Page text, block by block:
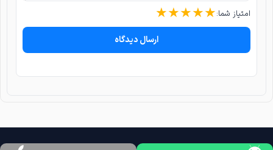
امتیاز شما: ★★★★★
ارسال دیدگاه